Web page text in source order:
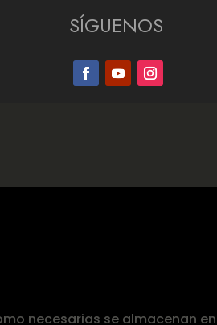
SÍGUENOS
necesarias se almacenan en